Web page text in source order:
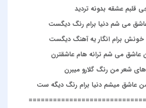
قلبم عشقه بدونه تردید
می شم دنیا برام رنگ دیگست
برام انگار یه آهنگ دیگست
می شم ترانه هام عاشقترن
های شعر من رنگ گلارو میبرن
عاشق میشم دنیا برام رنگ دیگه ست